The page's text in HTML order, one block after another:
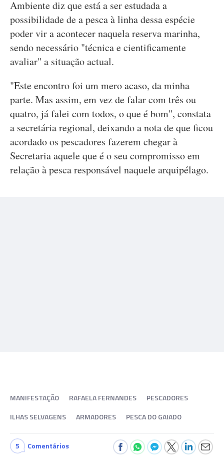
Ambiente diz que está a ser estudada a
possibilidade de a pesca à linha dessa espécie
poder vir a acontecer naquela reserva marinha,
sendo necessário "técnica e cientificamente
avaliar" a situação actual.
"Este encontro foi um mero acaso, da minha
parte. Mas assim, em vez de falar com três ou
quatro, já falei com todos, o que é bom", constata
a secretária regional, deixando a nota de que ficou
acordado os pescadores fazerem chegar à
Secretaria aquele que é o seu compromisso em
relação à pesca responsável naquele arquipélago.
MANIFESTAÇÃO RAFAELA FERNANDES
PESCADORES
ILHAS SELVAGENS
ARMADORES PESCA DO GAIADO
5 Comentários